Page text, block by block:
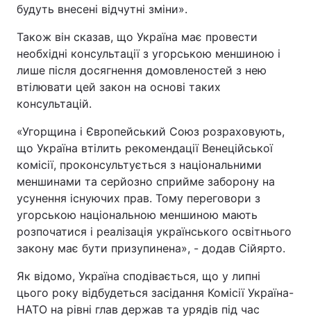
будуть внесені відчутні зміни».
Також він сказав, що Україна має провести
необхідні консультації з угорською меншиною і
лише після досягнення домовленостей з нею
втілювати цей закон на основі таких
консультацій.
«Угорщина і Європейський Союз розраховують,
що Україна втілить рекомендації Венеційської
комісії, проконсультується з національними
меншинами та серйозно сприйме заборону на
усунення існуючих прав. Тому переговори з
угорською національною меншиною мають
розпочатися і реалізація українського освітнього
закону має бути призупинена», - додав Сійярто.
Як відомо, Україна сподівається, що у липні
цього року відбудеться засідання Комісії Україна-
НАТО на рівні глав держав та урядів під час